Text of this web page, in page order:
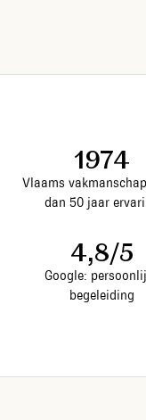
1974
Vlaams
dan 50 jaar
4,8/5
Google:
begeleiding